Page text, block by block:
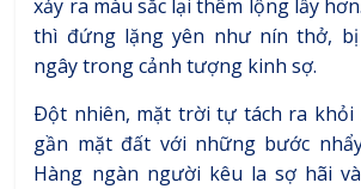
xảy ra màu sắc lại thêm lộng lẫy
thì đứng lặng yên như nín thở,
ngây trong cảnh tượng kinh sợ.
Ðột nhiên, mặt trời tự tách ra khỏi
gần mặt đất với những bước
Hàng ngàn người kêu la sợ hãi